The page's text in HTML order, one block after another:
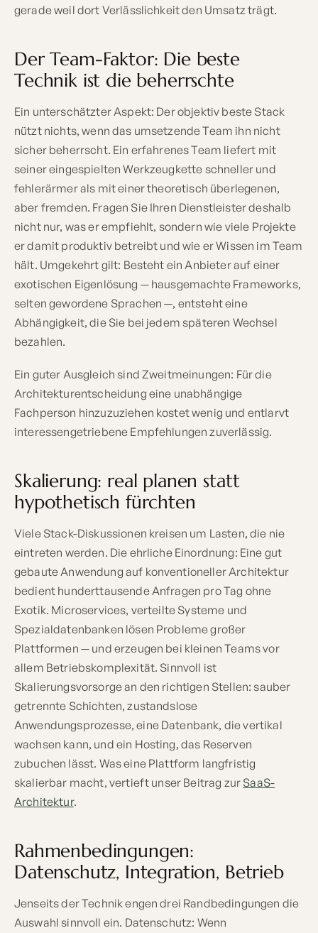
gerade weil dort Verlässlichkeit den Umsatz trägt.
Der Team-Faktor: Die beste
Technik ist die beherrschte
Ein unterschätzter Aspekt: Der objektiv beste Stack
nützt nichts, wenn das umsetzende Team ihn nicht
sicher beherrscht. Ein erfahrenes Team liefert mit
seiner eingespielten Werkzeugkette schneller und
fehlerärmer als mit einer theoretisch überlegenen,
aber fremden. Fragen Sie Ihren Dienstleister deshalb
nicht nur, was er empfiehlt, sondern wie viele Projekte
er damit produktiv betreibt und wie er Wissen im Team
hält. Umgekehrt gilt: Besteht ein Anbieter auf einer
exotischen Eigenlösung — hausgemachte Frameworks,
selten gewordene Sprachen —, entsteht eine
Abhängigkeit, die Sie bei jedem späteren Wechsel
bezahlen.
Ein guter Ausgleich sind Zweitmeinungen: Für die
Architekturentscheidung eine unabhängige
Fachperson hinzuzuziehen kostet wenig und entlarvt
interessengetriebene Empfehlungen zuverlässig.
Skalierung: real planen statt
hypothetisch fürchten
Viele Stack-Diskussionen kreisen um Lasten, die nie
eintreten werden. Die ehrliche Einordnung: Eine gut
gebaute Anwendung auf konventioneller Architektur
bedient hunderttausende Anfragen pro Tag ohne
Exotik. Microservices, verteilte Systeme und
Spezialdatenbanken lösen Probleme großer
Plattformen — und erzeugen bei kleinen Teams vor
allem Betriebskomplexität. Sinnvoll ist
Skalierungsvorsorge an den richtigen Stellen: sauber
getrennte Schichten, zustandslose
Anwendungsprozesse, eine Datenbank, die vertikal
wachsen kann, und ein Hosting, das Reserven
zubuchen lässt. Was eine Plattform langfristig
skalierbar macht, vertieft unser Beitrag zur SaaS-
Architektur.
Rahmenbedingungen:
Datenschutz, Integration, Betrieb
Jenseits der Technik engen drei Randbedingungen die
Auswahl sinnvoll ein. Datenschutz: Wenn